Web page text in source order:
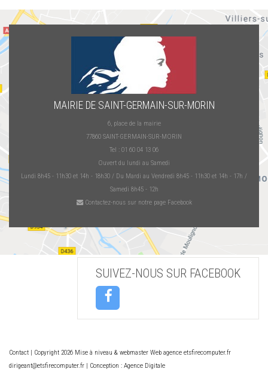
MAIRIE DE SAINT-GERMAIN-SUR-MORIN
6, place de la mairie
77860 SAINT-GERMAIN-SUR-MORIN
Tel : 01 60 04 13 06
Ouvert du lundi au Samedi
Lundi 8h45 - 11h30 et 14h - 18h30 / Du Mardi au Vendredi 8h45 - 11h30 et 14h - 17h /
Samedi 8h45 - 12h
Contactez-nous sur notre page Facebook
SUIVEZ-NOUS SUR FACEBOOK
Contact | Copyright 2026 Mise à niveau & webmaster Web agence etsfirecomputer.fr
dirigeant@etsfirecomputer.fr | Conception : Agence Digitale